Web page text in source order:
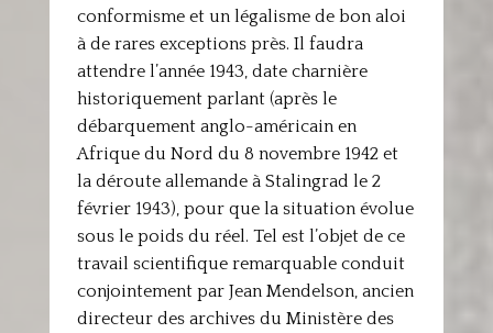
conformisme et un légalisme de bon aloi
à de rares exceptions près. Il faudra
attendre l’année 1943, date charnière
historiquement parlant (après le
débarquement anglo-américain en
Afrique du Nord du 8 novembre 1942 et
la déroute allemande à Stalingrad le 2
février 1943), pour que la situation évolue
sous le poids du réel. Tel est l’objet de ce
travail scientifique remarquable conduit
conjointement par Jean Mendelson, ancien
directeur des archives du Ministère des